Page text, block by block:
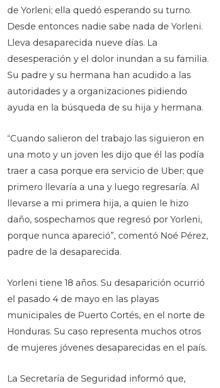
de Yorleni; ella quedó esperando su turno.
Desde entonces nadie sabe nada de Yorleni.
Lleva desaparecida nueve días. La
desesperación y el dolor inundan a su familia.
Su padre y su hermana han acudido a las
autoridades y a organizaciones pidiendo
ayuda en la búsqueda de su hija y hermana.
“Cuando salieron del trabajo las siguieron en
una moto y un joven les dijo que él las podía
traer a casa porque era servicio de Uber; que
primero llevaría a una y luego regresaría. Al
llevarse a mi primera hija, a quien le hizo
daño, sospechamos que regresó por Yorleni,
porque nunca apareció”, comentó Noé Pérez,
padre de la desaparecida.
Yorleni tiene 18 años. Su desaparición ocurrió
el pasado 4 de mayo en las playas
municipales de Puerto Cortés, en el norte de
Honduras. Su caso representa muchos otros
de mujeres jóvenes desaparecidas en el país.
La Secretaría de Seguridad informó que,